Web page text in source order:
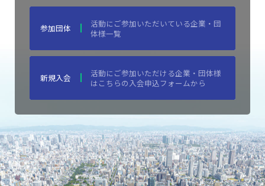
参加団体
活動にご参加いただいている企業・団
体様一覧
新規入会
活動にご参加いただける企業・団体様
はこちらの入会申込フォームから